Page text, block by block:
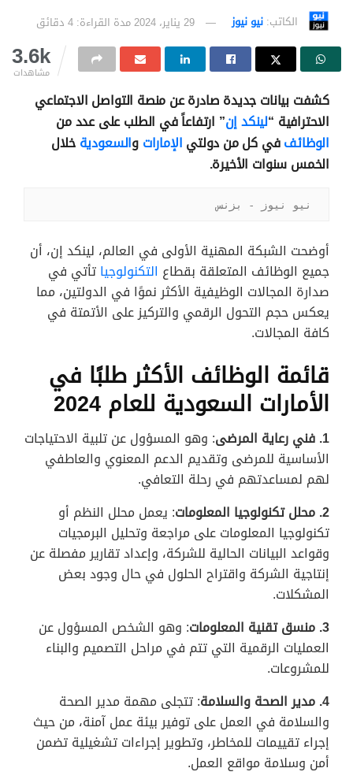
الكاتب: نيو نيوز 29 يناير، 2024 مدة القراءة: 4 دقائق
3.6k
مشاهدات
كشفت بيانات جديدة صادرة عن منصة التواصل الاجتماعي
الاحترافية “لينكد إن” ارتفاعاً في الطلب على عدد من
الوظائففي كل من دولتيالإماراتوالسعوديةخلال
الخمس سنوات الأخيرة.
نيو نيوز - بزنس
أوضحت الشبكة المهنية الأولى في العالم، لينكد إن، أن
جميع الوظائف المتعلقة بقطاع التكنولوجياتأتي في
صدارة المجالات الوظيفية الأكثر نموًا في الدولتين، مما
يعكس حجم التحول الرقمي والتركيز على الأتمتة في
كافة المجالات.
قائمة الوظائف الأكثر طلبًا في
الأمارات السعودية للعام 2024
1. فني رعاية المرضى
: وهو المسؤول عن تلبية الاحتياجات
الأساسية للمرضى وتقديم الدعم المعنوي والعاطفي
لهم لمساعدتهم في رحلة التعافي.
2. محلل تكنولوجيا المعلومات
: يعمل محلل النظم أو
تكنولوجيا المعلومات على مراجعة وتحليل البرمجيات
وقواعد البيانات الحالية للشركة، وإعداد تقارير مفصلة عن
إنتاجية الشركة واقتراح الحلول في حال وجود بعض
المشكلات.
3. منسق تقنية المعلومات
: وهو الشخص المسؤول عن
العمليات الرقمية التي تتم في مراحل التصميم والبناء
للمشروعات.
4. مدير الصحة والسلامة
: تتجلى مهمة مدير الصحة
والسلامة في العمل على توفير بيئة عمل آمنة، من حيث
إجراء تقييمات للمخاطر، وتطوير إجراءات تشغيلية تضمن
أمن وسلامة مواقع العمل.